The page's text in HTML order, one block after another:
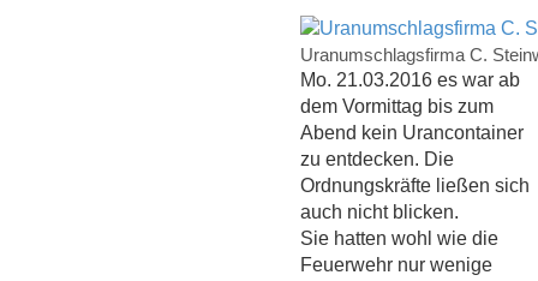
Uranumschlagsfirma C.
Mo. 21.03.2016 es war ab
dem Vormittag bis zum
Abend kein Urancontainer
zu entdecken. Die
Ordnungskräfte ließen sich
auch nicht blicken.
Sie hatten wohl wie die
Feuerwehr nur wenige